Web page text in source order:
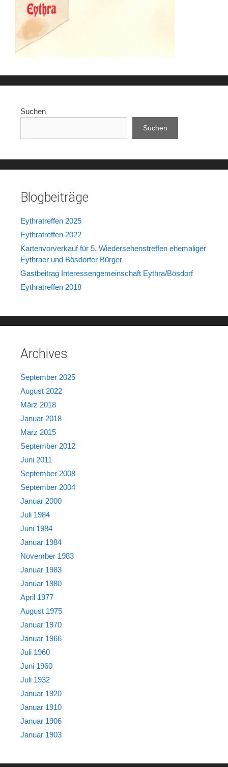
Suchen
Suchen
Blogbeiträge
Eythratreffen 2025
Eythratreffen 2022
Kartenvorverkauf für 5. Wiedersehenstreffen ehemaliger
Eythraer und Bösdorfer Bürger
Gastbeitrag Interessengemeinschaft Eythra/Bösdorf
Eythratreffen 2018
Archives
September 2025
August 2022
März 2018
Januar 2018
März 2015
September 2012
Juni 2011
September 2008
September 2004
Januar 2000
Juli 1984
Juni 1984
Januar 1984
November 1983
Januar 1983
Januar 1980
April 1977
August 1975
Januar 1970
Januar 1966
Juli 1960
Juni 1960
Juli 1932
Januar 1920
Januar 1910
Januar 1906
Januar 1903